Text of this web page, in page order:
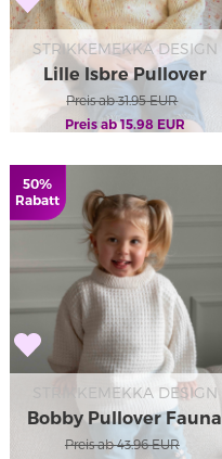
STRIKKEMEKKA DESIGN
Lille Isbre Pullover
Preis ab 31.95EUR
Preis ab 15.98EUR
50%
Rabatt
STRIKKEMEKKA DESIGN
Bobby Pullover Fauna
Kids
Preis ab 43.96EUR